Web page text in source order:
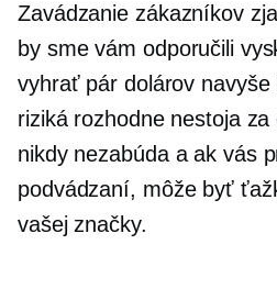
Zavádzanie zákazníkov
by sme vám odporučili
vyhrať pár dolárov navyše
riziká rozhodne nestoja
nikdy nezabúda a ak vás
podvádzaní, môže byť
vašej značky.